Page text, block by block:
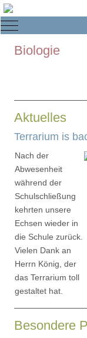
Mobile Menu Toggle
Biologie
Aktuelles
Terrarium is
Nach der
Abwesenheit
während der
Schulschließung
kehrten unsere
Echsen wieder in
die Schule zurück.
Vielen Dank an
Herrn König, der
das Terrarium toll
gestaltet hat.
Besondere